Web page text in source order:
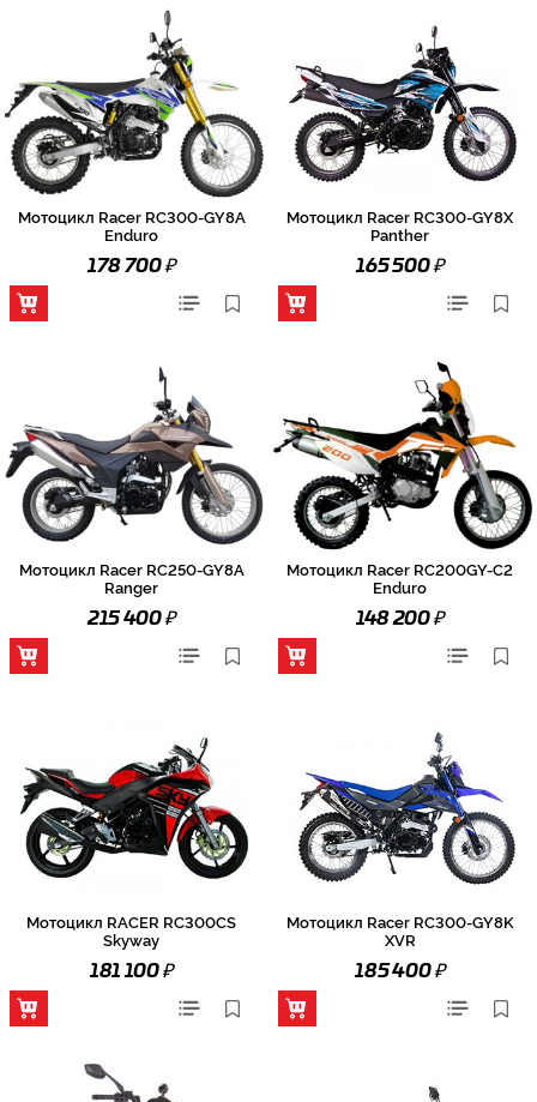
Мотоцикл Racer RC300-GY8A
Enduro
178 700₽
Мотоцикл Racer RC300-GY8X
Panther
165 500₽
Мотоцикл Racer RC250-GY8A
Ranger
215 400₽
Мотоцикл Racer RC200GY-C2
Enduro
148 200₽
Мотоцикл RACER RC300CS
Skyway
181 100₽
Мотоцикл Racer RC300-GY8K
XVR
185 400₽